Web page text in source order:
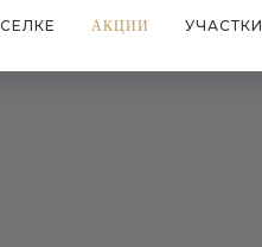
АКЦИИ УЧАСТКИ